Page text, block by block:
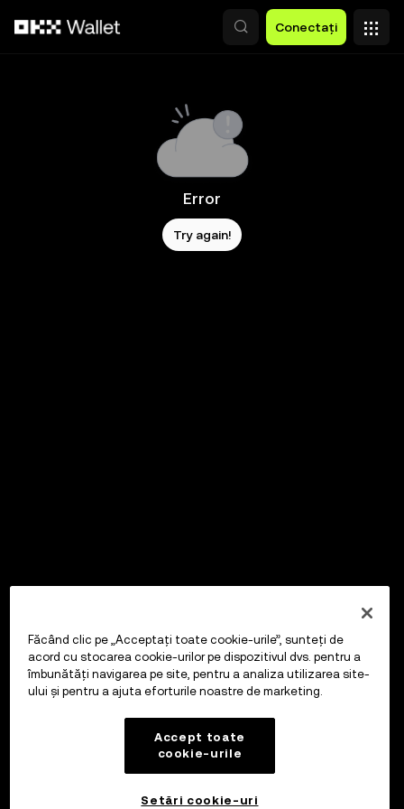
Conectați
Error
Try again!
Făcând clic pe „Acceptați toate cookie-urile”, sunteți de
acord cu stocarea cookie-urilor pe dispozitivul dvs. pentru a
îmbunătăți navigarea pe site, pentru a analiza utilizarea site-
ului și pentru a ajuta eforturile noastre de marketing.
Accept toate
cookie-urile
Setări cookie-uri